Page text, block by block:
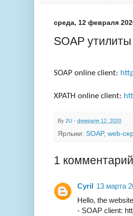
среда, 12 февраля
SOAP утилиты
SOAP online client:
XPATH online client:
By 2U - февраля 12, 2020
Ярлыки: SOAP, web-
1
Cyril 13 марта
Hello, the
- SOAP client: